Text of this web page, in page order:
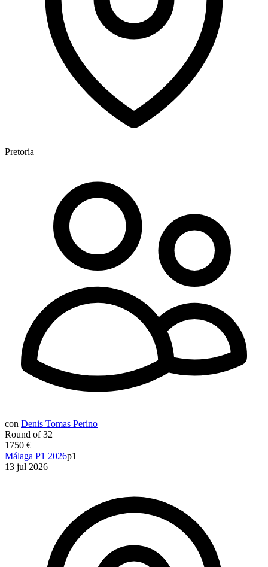
Pretoria
con Denis Tomas Perino
Round of 32
1750 €
Málaga P1 2026p1
13 jul 2026